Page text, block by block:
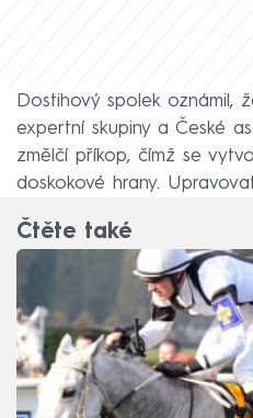
Dostihový spolek oznámil,
expertní skupiny a České
změlčí příkop, čímž se
doskokové hrany.
Čtěte také